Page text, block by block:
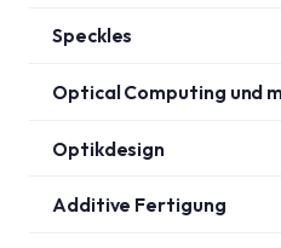
Speckles
Optical Computing und
Optikdesign
Additive Fertigung